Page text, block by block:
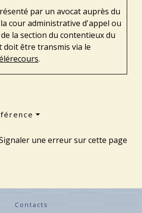
par un avocat auprès du
cour administrative d'appel ou
la section du contentieux du
doit être transmis via le
.
une erreur sur cette page
Contacts